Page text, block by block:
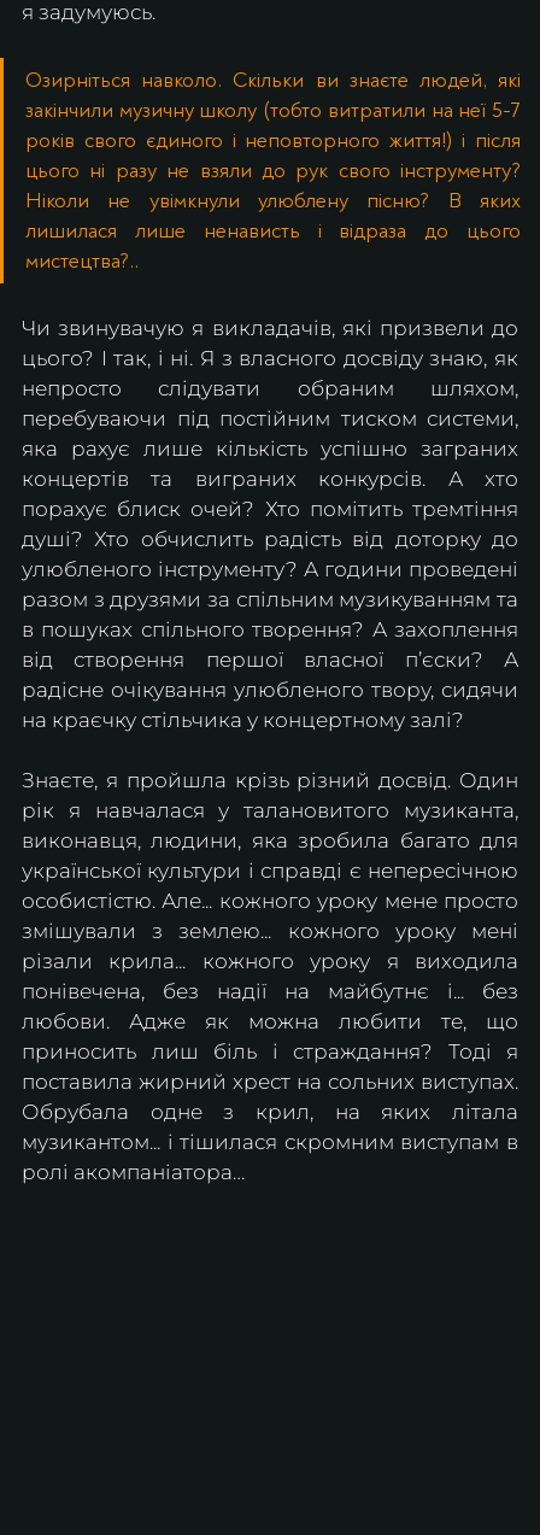
я задумуюсь.
Озирніться навколо. Скільки ви знаєте людей, які
закінчили музичну школу (тобто витратили на неї 5-7
років свого єдиного і неповторного життя!) і після
цього ні разу не взяли до рук свого інструменту?
Ніколи не увімкнули улюблену пісню? В яких
лишилася лише ненависть і відраза до цього
мистецтва?..
Чи звинувачую я викладачів, які призвели до
цього? І так, і ні. Я з власного досвіду знаю, як
непросто слідувати обраним шляхом,
перебуваючи під постійним тиском системи,
яка рахує лише кількість успішно заграних
концертів та виграних конкурсів. А хто
порахує блиск очей? Хто помітить тремтіння
душі? Хто обчислить радість від доторку до
улюбленого інструменту? А години проведені
разом з друзями за спільним музикуванням та
в пошуках спільного творення? А захоплення
від створення першої власної п’єски? А
радісне очікування улюбленого твору, сидячи
на краєчку стільчика у концертному залі?
Знаєте, я пройшла крізь різний досвід. Один
рік я навчалася у талановитого музиканта,
виконавця, людини, яка зробила багато для
української культури і справді є непересічною
особистістю. Але... кожного уроку мене просто
змішували з землею... кожного уроку мені
різали крила... кожного уроку я виходила
понівечена, без надії на майбутнє і... без
любови. Адже як можна любити те, що
приносить лиш біль і страждання? Тоді я
поставила жирний хрест на сольних виступах.
Обрубала одне з крил, на яких літала
музикантом... і тішилася скромним виступам в
ролі акомпаніатора…